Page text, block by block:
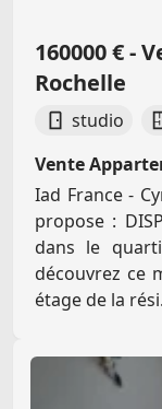
160000 € -
Rochelle
studio
Vente
Iad France -
propose :
dans le
découvrez ce
étage de la